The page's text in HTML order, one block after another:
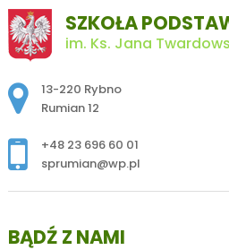
SZKOŁA
im. Ks. Jana
Adres pocztowy:
13-220 Rybno
Rumian 12
+48 23 696 60 01
sprumian@wp.pl
BĄDŹ Z NAMI